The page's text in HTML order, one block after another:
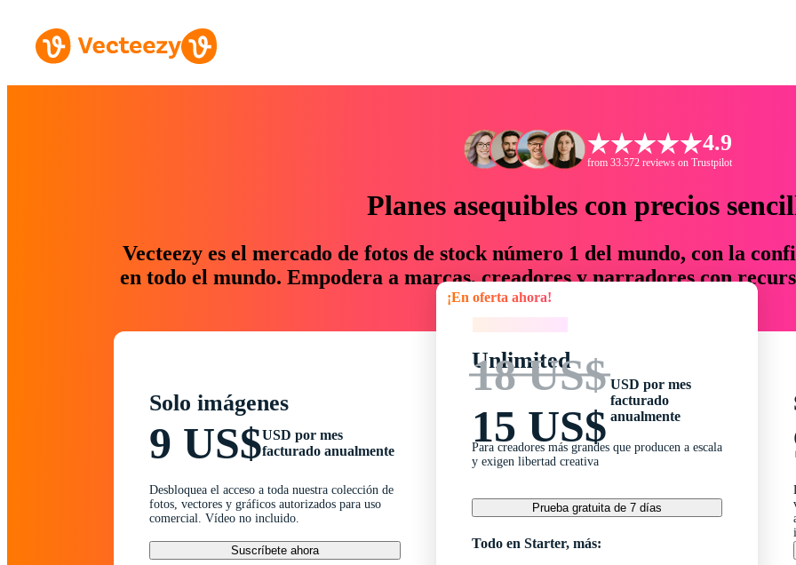
4.9
from 33.572 reviews on Trustpilot
Planes asequibles con precios
Vecteezy es el mercado de fotos de stock número 1 del mundo, con la
en todo el mundo. Empodera a marcas, creadores y narradores con
un 76 % en tiempo y presupuesto.
Solo imágenes
9 US$USD por mes
facturado anualmente
Desbloquea el acceso a toda nuestra colección de
fotos, vectores y gráficos autorizados para uso
comercial. Vídeo no incluido.
Suscríbete ahora
¡En oferta ahora!
Unlimited
18 US$
15 US$
USD por mes
facturado
anualmente
Para creadores más grandes que producen a escala
y exigen libertad creativa
Prueba gratuita de 7 días
Todo en Starter, más: